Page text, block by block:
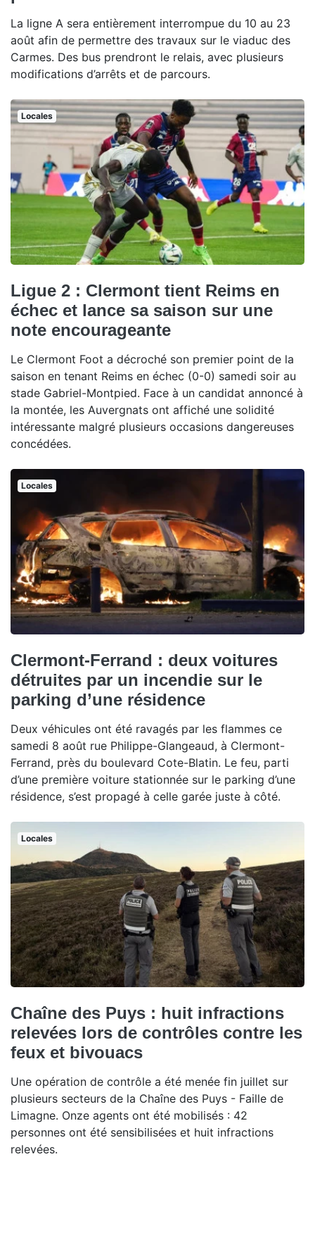
La ligne A sera entièrement interrompue du 10 au 23
août afin de permettre des travaux sur le viaduc des
Carmes. Des bus prendront le relais, avec plusieurs
modifications d’arrêts et de parcours.
Locales
Ligue 2 : Clermont tient Reims en
échec et lance sa saison sur une
note encourageante
Le Clermont Foot a décroché son premier point de la
saison en tenant Reims en échec (0-0) samedi soir au
stade Gabriel-Montpied. Face à un candidat annoncé à
la montée, les Auvergnats ont affiché une solidité
intéressante malgré plusieurs occasions dangereuses
concédées.
Locales
Clermont-Ferrand : deux voitures
détruites par un incendie sur le
parking d’une résidence
Deux véhicules ont été ravagés par les flammes ce
samedi 8 août rue Philippe-Glangeaud, à Clermont-
Ferrand, près du boulevard Cote-Blatin. Le feu, parti
d’une première voiture stationnée sur le parking d’une
résidence, s’est propagé à celle garée juste à côté.
Locales
Chaîne des Puys : huit infractions
relevées lors de contrôles contre les
feux et bivouacs
Une opération de contrôle a été menée fin juillet sur
plusieurs secteurs de la Chaîne des Puys - Faille de
Limagne. Onze agents ont été mobilisés : 42
personnes ont été sensibilisées et huit infractions
relevées.